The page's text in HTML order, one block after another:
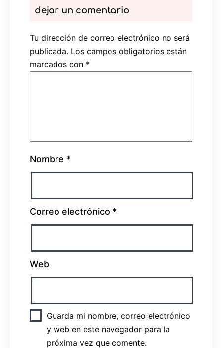
dejar un comentario
Tu dirección de correo electrónico no será
publicada. Los campos obligatorios están
marcados con *
Nombre *
Correo electrónico *
Web
Guarda mi nombre, correo electrónico
y web en este navegador para la
próxima vez que comente.